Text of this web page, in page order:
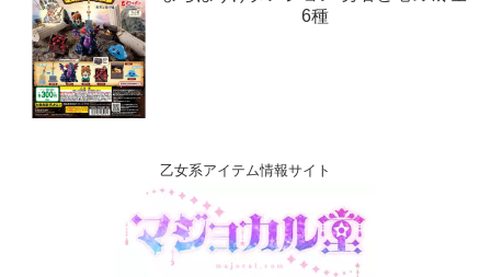
6種
乙女系アイテム情報サイト